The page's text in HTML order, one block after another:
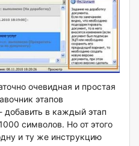
очевидная и простая
этапов
добавить в каждый этап
символов. Но от этого
и ту же инструкцию